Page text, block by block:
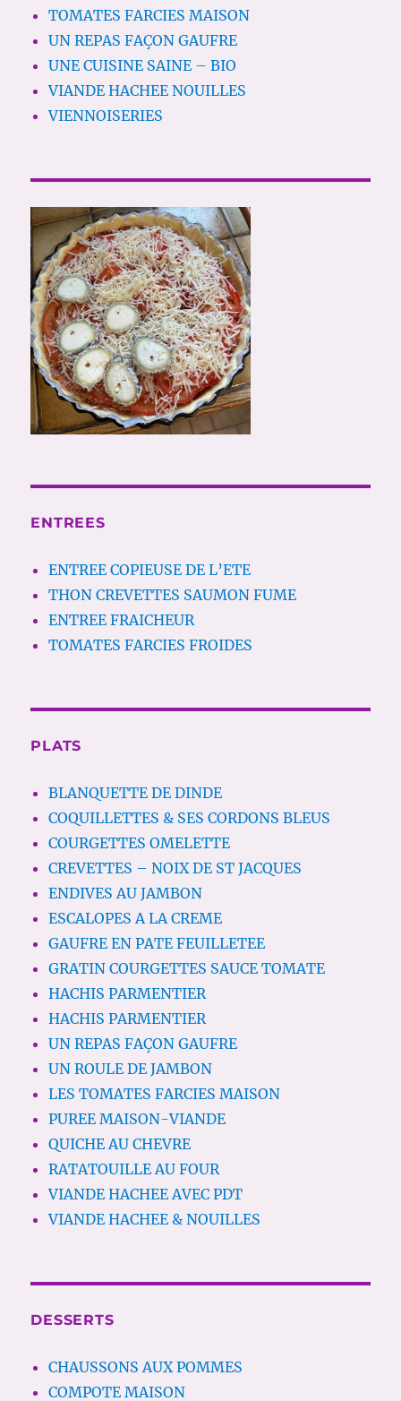
TOMATES FARCIES MAISON
UN REPAS FAÇON GAUFRE
UNE CUISINE SAINE – BIO
VIANDE HACHEE NOUILLES
VIENNOISERIES
ENTREES
ENTREE COPIEUSE DE L’ETE
THON CREVETTES SAUMON FUME
ENTREE FRAICHEUR
TOMATES FARCIES FROIDES
PLATS
BLANQUETTE DE DINDE
COQUILLETTES & SES CORDONS BLEUS
COURGETTES OMELETTE
CREVETTES – NOIX DE ST JACQUES
ENDIVES AU JAMBON
ESCALOPES A LA CREME
GAUFRE EN PATE FEUILLETEE
GRATIN COURGETTES SAUCE TOMATE
HACHIS PARMENTIER
HACHIS PARMENTIER
UN REPAS FAÇON GAUFRE
UN ROULE DE JAMBON
LES TOMATES FARCIES MAISON
PUREE MAISON-VIANDE
QUICHE AU CHEVRE
RATATOUILLE AU FOUR
VIANDE HACHEE AVEC PDT
VIANDE HACHEE & NOUILLES
DESSERTS
CHAUSSONS AUX POMMES
COMPOTE MAISON